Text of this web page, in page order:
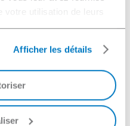
votre utilisation de leurs
Afficher les détails
be customized for